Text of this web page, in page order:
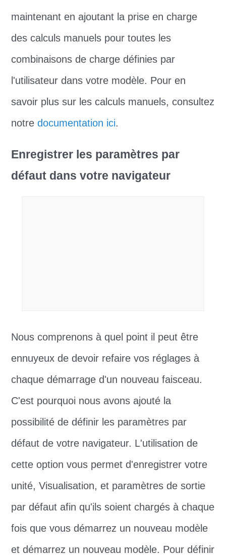
maintenant en ajoutant la prise en charge
des calculs manuels pour toutes les
combinaisons de charge définies par
l'utilisateur dans votre modèle. Pour en
savoir plus sur les calculs manuels, consultez
notredocumentation ici.
Enregistrer les paramètres par
défaut dans votre navigateur
Nous comprenons à quel point il peut être
ennuyeux de devoir refaire vos réglages à
chaque démarrage d'un nouveau faisceau.
C'est pourquoi nous avons ajouté la
possibilité de définir les paramètres par
défaut de votre navigateur. L'utilisation de
cette option vous permet d'enregistrer votre
unité, Visualisation, et paramètres de sortie
par défaut afin qu'ils soient chargés à chaque
fois que vous démarrez un nouveau modèle
et démarrez un nouveau modèle. Pour définir